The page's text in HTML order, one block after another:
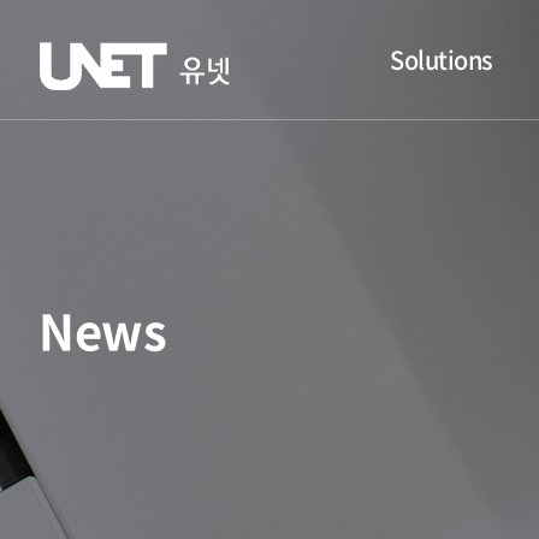
Solutions
News